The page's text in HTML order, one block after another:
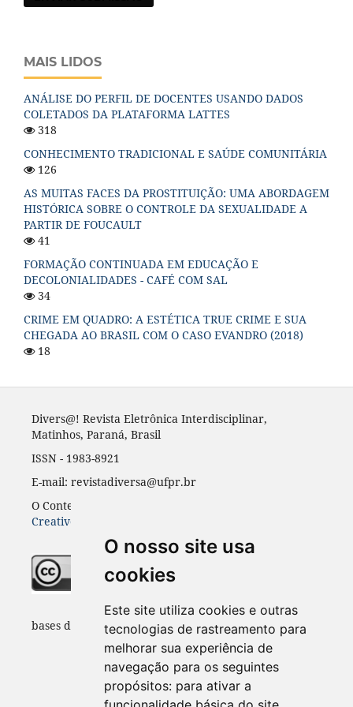
O nosso site usa
cookies
Este site utiliza cookies e outras
tecnologias de rastreamento para
melhorar sua experiência de
navegação para os seguintes
propósitos: para ativar a
MAIS LIDOS
ANÁLISE DO PERFIL DE DOCENTES USANDO DADOS
COLETADOS DA PLATAFORMA LATTES
318
CONHECIMENTO TRADICIONAL E SAÚDE COMUNITÁRIA
126
AS MUITAS FACES DA PROSTITUIÇÃO: UMA ABORDAGEM
HISTÓRICA SOBRE O CONTROLE DA SEXUALIDADE A
PARTIR DE FOUCAULT
41
FORMAÇÃO CONTINUADA EM EDUCAÇÃO E
DECOLONIALIDADES - CAFÉ COM SAL
34
CRIME EM QUADRO: A ESTÉTICA TRUE CRIME E SUA
CHEGADA AO BRASIL COM O CASO EVANDRO (2018)
18
Divers@! Revista Eletrônica Interdisciplinar,
Matinhos, Paraná, Brasil
ISSN - 1983-8921
E-mail: revistadiversa@ufpr.br
O Conteúdo desta revista está publicado sob a licença
Creative Common Atribuição 4.0
Indexadores e
bases de dados: